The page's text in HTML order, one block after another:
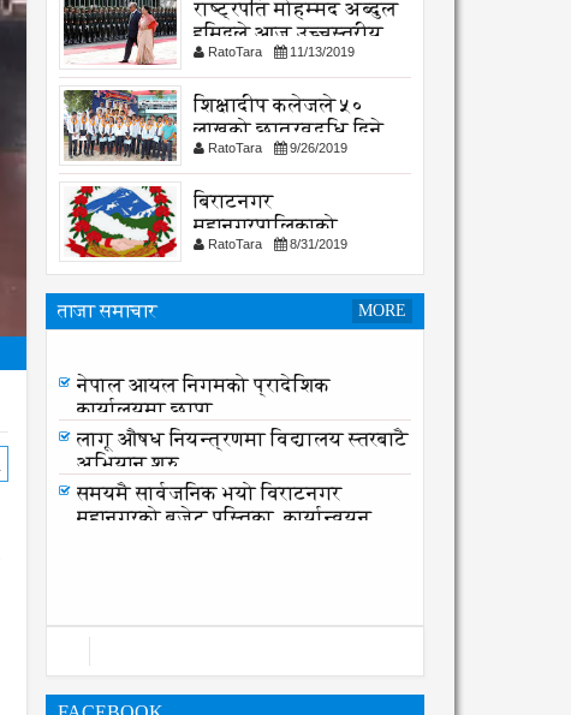
राष्ट्रपति मोहम्मद अब्दुल
हमिदले आज उच्चस्तरीय
भेटवार्ता गर्नु हुदै,
RatoTara 11/13/2019
शिक्षादीप कलेजले ५०
लाखको छात्रवृद्धि दिने
घोषणा
RatoTara 9/26/2019
बिराटनगर
महानगरपालिकाको
सार्वजनिक -सुचना
RatoTara 8/31/2019
ताजा समाचार MORE
कार्यालयमा छापा
नेपाल आयल निगमको प्रादेशिक
कार्यालयमा छापा
लागू औषध नियन्त्रणमा विद्यालय स्तरबाटै
अभियान शुरु
समयमै सार्वजनिक भयो विराटनगर